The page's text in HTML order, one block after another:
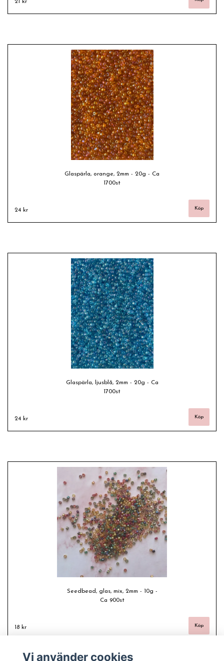
21 kr
Glaspärla, orange, 2mm - 20g - Ca
1700st
24 kr
Glaspärla, ljusblå, 2mm - 20g - Ca
1700st
24 kr
Seedbead, glas, mix, 2mm - 10g -
Ca 900st
18 kr
Vi använder cookies